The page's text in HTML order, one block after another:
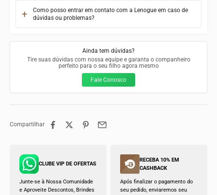
Como posso entrar em contato com a Lenogue em caso de
dúvidas ou problemas?
Ainda tem dúvidas?
Tire suas dúvidas com nossa equipe e garanta o companheiro
perfeito para o seu filho agora mesmo
Fale Conosco
Compartilhar
CLUBE VIP DE OFERTAS
Junte-se à Nossa Comunidade
e Aproveite Descontos, Brindes
RECEBA 10% EM
CASHBACK
Após finalizar o pagamento do
seu pedido, enviaremos seu